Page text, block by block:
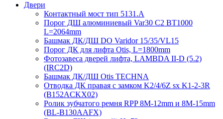
Двери
Контактный мост тип 5131.A
Порог ДШ алюминиевый Var30 C2 BT1000
L=2064mm
Башмак ДК/ДШ DO Varidor 15/35/VL15
Порог ДК для лифта Otis, L=1800mm
Фотозавеса дверей лифта, LAMBDA II-D (5.2)
(IRC2D)
Башмак ДК/ДШ Otis TECHNA
Отводка ДК правая с замком K2/4/6Z sx K1-2-3R
(B152ACKX02)
Ролик зубчатого ремня RPP 8M-12mm и 8M-15mm
(BL-B130AAFX)